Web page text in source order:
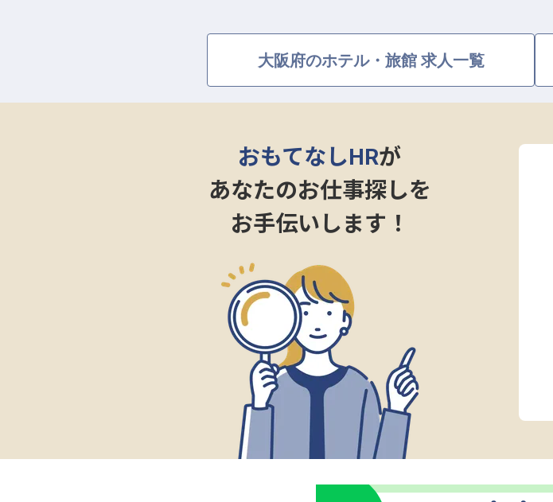
お客様に最高のひとときをお届けするため、共に新しい歴史を築い
成、チームづくりまで、マネジメントスキルを磨きながらキャリア
オープンまでは本社にて企画や試作に専念できるため、じっくりと
月給は400,000円から500,000円と高待遇。
週休2日制の導入や連休取得の仕組みもあり、プライベートも大切に
きる職場です。
※2026年04月13日時点の情報です
大阪府のホテル・旅館 求人一覧
おもてなしHRが
あなたのお仕事探しを
お手伝いします！